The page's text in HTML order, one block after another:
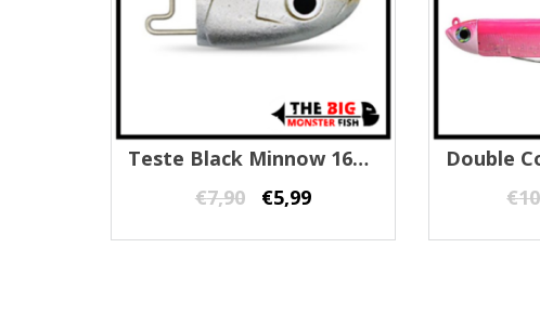
Teste Black Minnow 160 Fiiish
€7,90 €5,99
€